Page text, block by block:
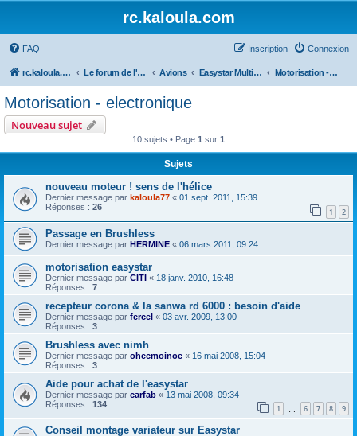
rc.kaloula.com
FAQ Connexion
Inscription
rc.kaloula.com Aéromodélisme Le forum de l'Aéromodélisme Avions Easystar Multiplex Motorisation - electronique
Motorisation - electronique
Nouveau sujet
10 sujets • Page 1 sur 1
Sujets
nouveau moteur ! sens de l'hélice
Dernier message par kaloula77 « 01 sept. 2011, 15:39
Réponses : 26 1 2
Passage en Brushless
Dernier message par HERMINE « 06 mars 2011, 09:24
motorisation easystar
Dernier message par CITI « 18 janv. 2010, 16:48
Réponses : 7
recepteur corona & la sanwa rd 6000 : besoin d'aide
Dernier message par fercel « 03 avr. 2009, 13:00
Réponses : 3
Brushless avec nimh
Dernier message par ohecmoinoe « 16 mai 2008, 15:04
Réponses : 3
Aide pour achat de l'easystar
Dernier message par carfab « 13 mai 2008, 09:34
Réponses : 134 1 6 7 8 9
Conseil montage variateur sur Easystar